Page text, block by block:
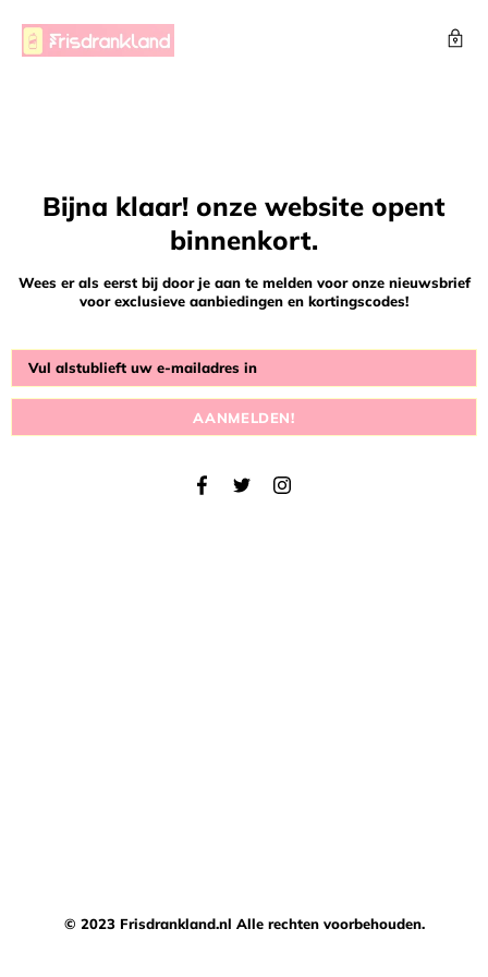
Bijna klaar! onze website opent
binnenkort.
Wees er als eerst bij door je aan te melden voor onze nieuwsbrief
voor exclusieve aanbiedingen en kortingscodes!
AANMELDEN!
© 2023 Frisdrankland.nl Alle rechten voorbehouden.